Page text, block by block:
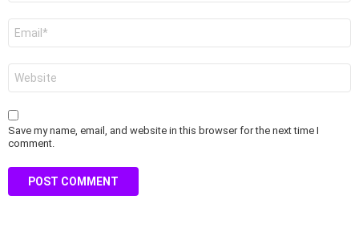
Save my name, email, and website in this browser for the next time I
comment.